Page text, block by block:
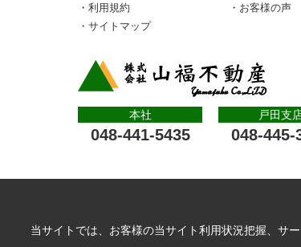
・利用規約
・サイトマップ
・お客様の声
本社
048-441-5435
戸田支
048-445-
当サイトでは、お客様の当サイト利用状況把握、サ